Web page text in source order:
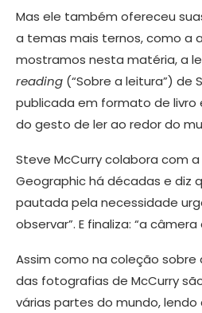
Mas ele também ofereceu
a temas mais ternos, como a
mostramos nesta matéria, a
reading (“Sobre a leitura”) de
publicada em formato de livro
do gesto de ler ao redor do
Steve McCurry colabora com
Geographic há décadas e diz
pautada pela necessidade
observar”. E finaliza: “a
Assim como na coleção sobre
das fotografias de McCurry
várias partes do mundo,